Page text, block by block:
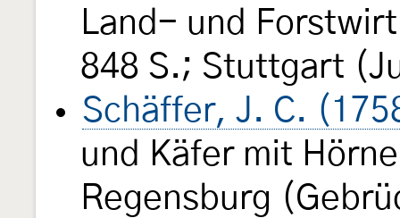
Land- und
848 S.; Stuttgart
Schäffer, J. C.
und Käfer mit
Regensburg